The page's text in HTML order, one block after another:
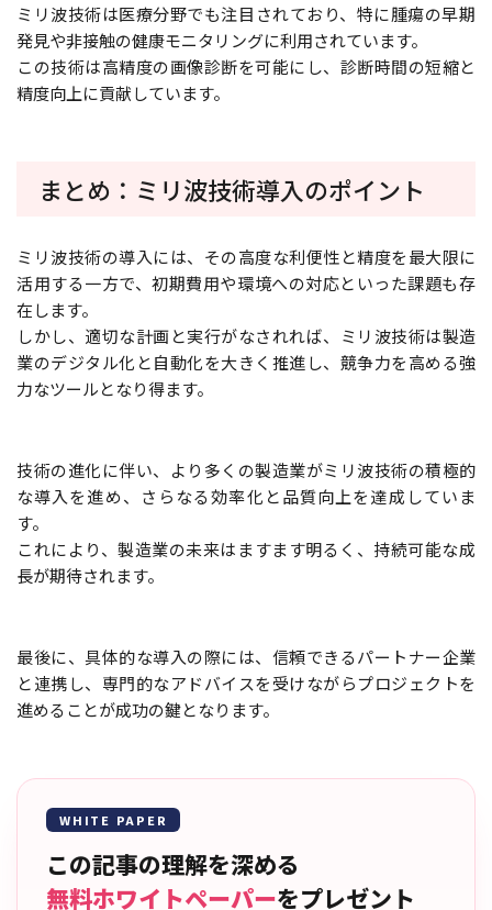
ミリ波技術は医療分野でも注目されており、特に腫瘍の早期
発見や非接触の健康モニタリングに利用されています。
この技術は高精度の画像診断を可能にし、診断時間の短縮と
精度向上に貢献しています。
まとめ：ミリ波技術導入のポイント
ミリ波技術の導入には、その高度な利便性と精度を最大限に
活用する一方で、初期費用や環境への対応といった課題も存
在します。
しかし、適切な計画と実行がなされれば、ミリ波技術は製造
業のデジタル化と自動化を大きく推進し、競争力を高める強
力なツールとなり得ます。
技術の進化に伴い、より多くの製造業がミリ波技術の積極的
な導入を進め、さらなる効率化と品質向上を達成していま
す。
これにより、製造業の未来はますます明るく、持続可能な成
長が期待されます。
最後に、具体的な導入の際には、信頼できるパートナー企業
と連携し、専門的なアドバイスを受けながらプロジェクトを
進めることが成功の鍵となります。
WHITE PAPER
この記事の理解を深める
無料ホワイトペーパーをプレゼント